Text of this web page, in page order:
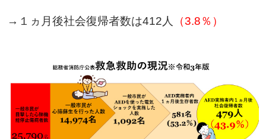
→ １ヵ月後社会復帰者数は412人 （3.8％）